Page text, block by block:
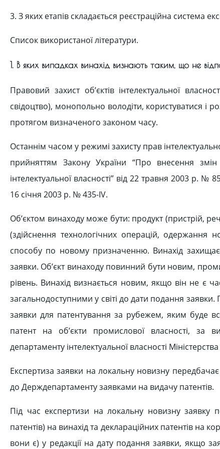
3. З яких етапів складається реєстраційна система
Список використаної літератури.
1. В яких випадках винахід визнають таким, що не
Правовий захист об’єктів інтелектуальної
свідоцтво), монопольно володіти, користуватися і
протягом визначеного законом часу.
Останнім часом у режимі захисту прав
прийняттям Закону України “Про внесення
інтелектуальної власності” від 22 травня 2003 р.
16 січня 2003 р. № 435-IV.
Об’єктом винаходу може бути: продукт (пристрій,
(здійснення технологічних операцій, одержання
способу по новому призначенню. Винахід
заявки. Об’єкт винаходу повинний бути новим,
рівень. Винахід визнається новим, якщо він не є
загальнодоступними у світі до дати подання
заявки для патентування за рубежем, яким буде
патент на об’єкти промислової власності, за
департаменту інтелектуальної власності Міністерства
Експертиза заявки на локальну новизну
до Держдепартаменту заявками на видачу патентів.
Під час експертизи на локальну новизну заявку
патентів) на винахід та деклараційних патентів на
вони є) у редакції на дату подання заявки, якщо